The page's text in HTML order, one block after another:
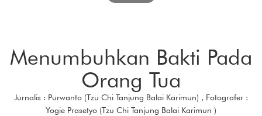
Menumbuhkan Bakti Pada
Orang Tua
Jurnalis : Purwanto (Tzu Chi Tanjung Balai Karimun) , Fotografer :
Yogie Prasetyo (Tzu Chi Tanjung Balai Karimun )